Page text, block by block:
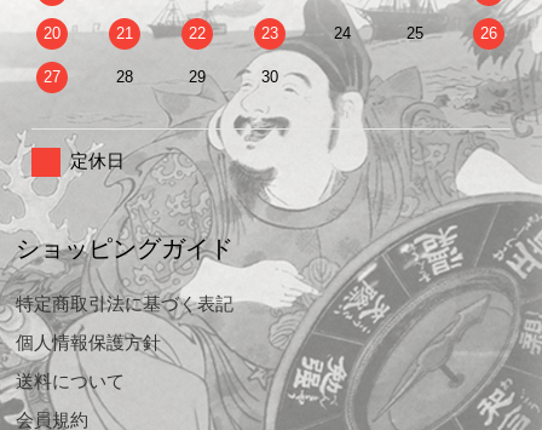
20 21 22 23 24 25 26
27 28 29 30
定休日
ショッピングガイド
特定商取引法に基づく表記
個人情報保護方針
送料について
会員規約